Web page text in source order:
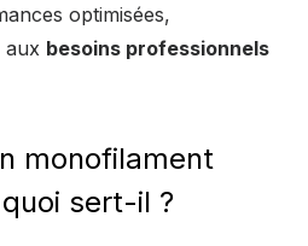
optimisées,
aux besoins professionnels
monofilament
sert-il ?